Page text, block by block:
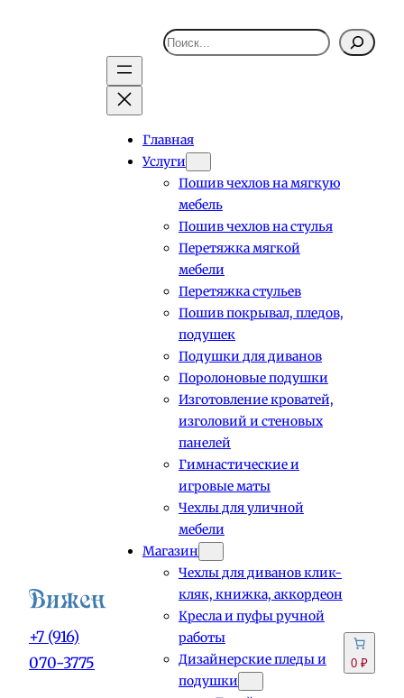
+7 (916)
070-3775
Поиск
Главная
Услуги
Пошив чехлов на мягкую
мебель
Пошив чехлов на стулья
Перетяжка мягкой
мебели
Перетяжка стульев
Пошив покрывал, пледов,
подушек
Подушки для диванов
Поролоновые подушки
Изготовление кроватей,
изголовий и стеновых
панелей
Гимнастические и
игровые маты
Чехлы для уличной
мебели
Магазин
Чехлы для диванов клик-
кляк, книжка, аккордеон
Кресла и пуфы ручной
работы
Дизайнерские пледы и
подушки
0 ₽